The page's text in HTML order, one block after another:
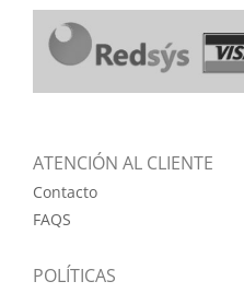
ATENCIÓN AL CLIENTE
Contacto
FAQS
POLÍTICAS